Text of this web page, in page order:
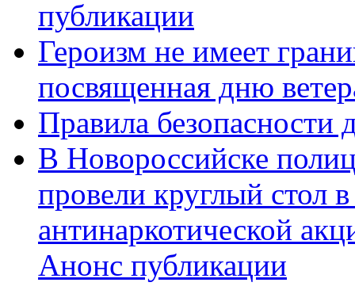
публикации
Героизм не имеет
посвященная дню
Правила безопасности
В Новороссийске
провели круглый стол
антинаркотической
Анонс публикации